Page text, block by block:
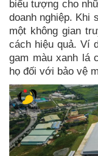
biểu tượng cho
doanh nghiệp. Khi
một không gian
cách hiệu quả. Ví
gam màu xanh lá
họ đối với bảo vệ